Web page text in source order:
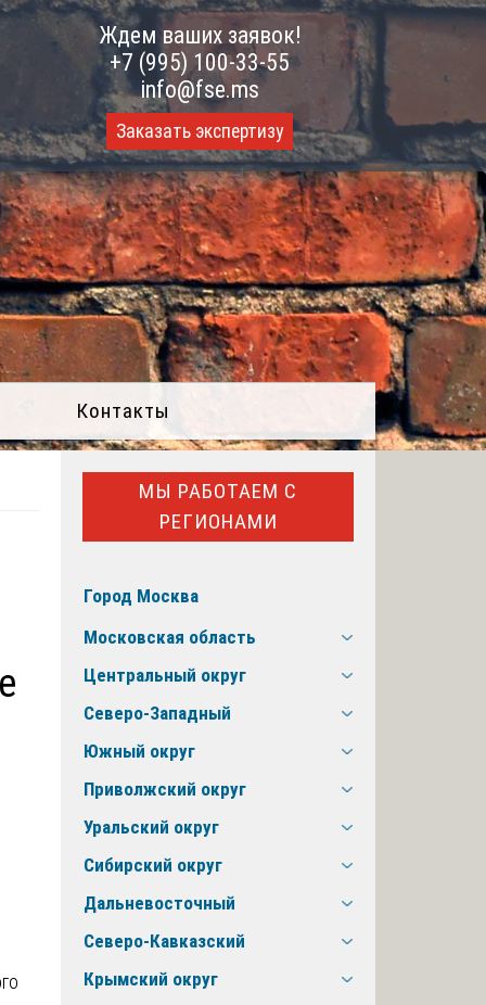
Ждем ваших заявок!
+7 (995) 100-33-55
info@fse.ms
Заказать экспертизу
Контакты
МЫ РАБОТАЕМ С
РЕГИОНАМИ
Город Москва
Московская область
Центральный округ
Северо-Западный
Южный округ
Приволжский округ
Уральский округ
Сибирский округ
Дальневосточный
Северо-Кавказский
Крымский округ